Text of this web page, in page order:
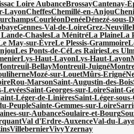
Loire AubanceBrossayCantenay-
LayonCheffesChemillé-en-Anjou
CourléonDenéeDénezé-sous-
Gennes-Val-de-LoireGrez-Neuville
ChaslesLa MénitréLa PlaineLa
May-sur-ÈvreLe Plessis-Grammoire
Les Ponts-de-CéLes RairiesLes
Lys-Haut-LayonLys-Haut-Layon
BellayMontreuil-Juigné
Mozé-sur-LouetMûrs-Erigné
Rou-MarsonSaint-Augustin-des-Bois
LevéesSaint-Georges-sur-LoireSaint-
Léger-de-LinièresSaint-Léger-
PeupleSainte-Gemmes-sur-Loire
sur-AubanceSoulaire-et-Bourg
Val d'Erdre-AuxenceVal-du-
VillebernierVivyYzernay